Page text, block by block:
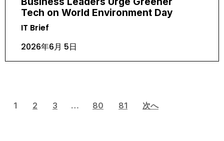
Tech on World Environment Day
IT Brief
2026年6月 5日
1 2 3 … 80 81 次へ